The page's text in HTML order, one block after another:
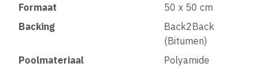
Formaat
50 x 50 cm
Backing
Back2Back
(Bitumen)
Poolmateriaal
Polyamide